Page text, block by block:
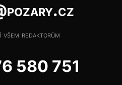
všem redaktorům
580 751